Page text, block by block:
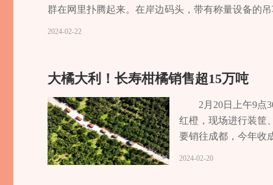
增效。 梅杰介绍，目前，重庆三科农商城与阿里巴
收。记者 曹丽华 曾启国
群在网里扑腾起来。在岸边码头，带有称量设备的
批发一次。”长寿区浩湖渔业股份有限公司销售部
量约2万斤。 记者了解到，长寿湖富硒有机鱼今年
10%。专注于一条鱼、打造一个产业，振兴一方经
理，以治水倒逼生态升级，精心呵护寿湖一湖清水
远销全国各地，取得了良好的生态效益和经济效益
年10月至12月，公司会有专业团队到各地考察鱼苗
殖模式，全程不喂饲料，鱼类以长寿湖水域里的天
2024-02-22
大橘大利！长寿柑橘销售超15万吨
2月20日上午9点
红橙，现场进行装筐
要销往成都，今年收
2024-02-20